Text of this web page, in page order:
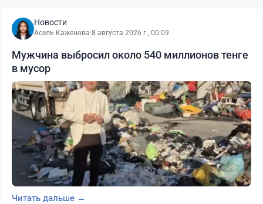
Новости
Асель Каженова·8 августа 2026 г., 00:09
Мужчина выбросил около 540 миллионов тенге
в мусор
Читать дальше →